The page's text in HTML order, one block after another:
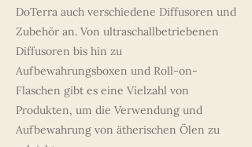
DoTerra auch verschiedene Diffusoren und
Zubehör an. Von ultraschallbetriebenen
Diffusoren bis hin zu
Aufbewahrungsboxen und Roll-on-
Flaschen gibt es eine Vielzahl von
Produkten, um die Verwendung und
Aufbewahrung von ätherischen Ölen zu